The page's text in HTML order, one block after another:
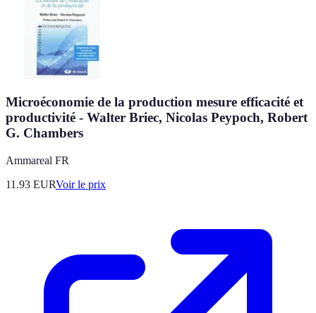
Microéconomie de la production mesure efficacité et
productivité - Walter Briec, Nicolas Peypoch, Robert
G. Chambers
Ammareal FR
11.93 EURVoir le prix